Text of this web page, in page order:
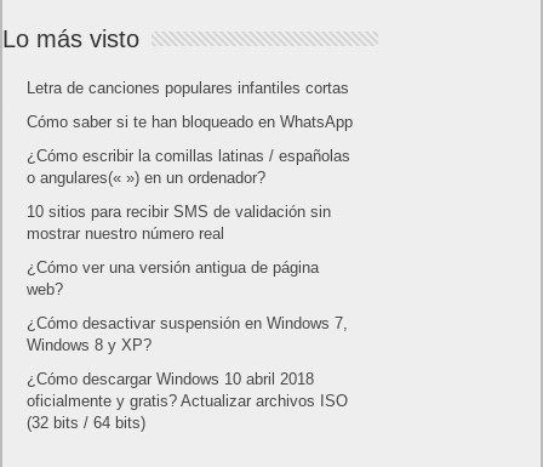
Lo más visto
Letra de canciones populares infantiles cortas
Cómo saber si te han bloqueado en WhatsApp
¿Cómo escribir la comillas latinas / españolas
o angulares(« ») en un ordenador?
10 sitios para recibir SMS de validación sin
mostrar nuestro número real
¿Cómo ver una versión antigua de página
web?
¿Cómo desactivar suspensión en Windows 7,
Windows 8 y XP?
¿Cómo descargar Windows 10 abril 2018
oficialmente y gratis? Actualizar archivos ISO
(32 bits / 64 bits)